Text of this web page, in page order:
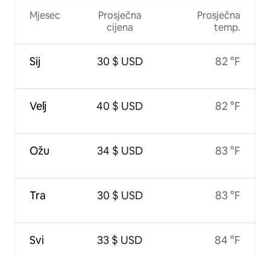
Mjesec
Sij
Velj
Ožu
Tra
Svi
Prosječna
cijena
30 $ USD
40 $ USD
34 $ USD
30 $ USD
33 $ USD
Prosječna
temp.
82 °F
82 °F
83 °F
83 °F
84 °F